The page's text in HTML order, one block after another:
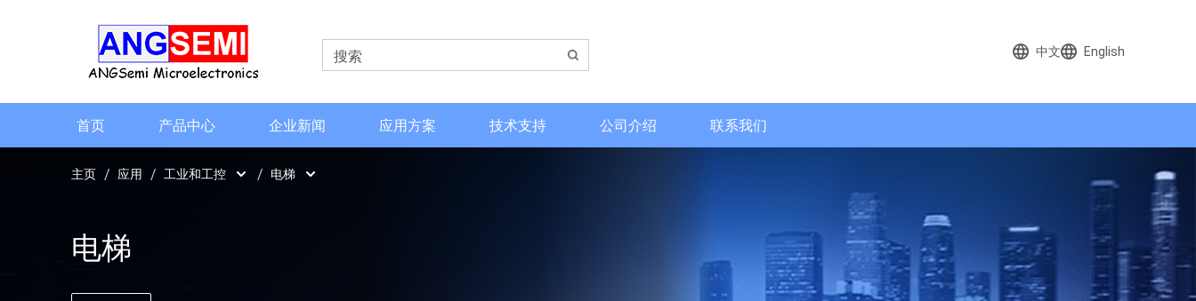
中文 English
首页 产品中心 企业新闻 应用方案 技术支持 公司介绍 联系我们
主页 应用 工业和工控
汽车电子类
电梯
电梯